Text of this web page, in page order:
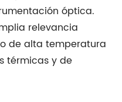
óptica.
relevancia
de alta temperatura
térmicas y de